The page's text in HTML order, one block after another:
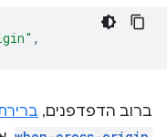
,
ברוב הדפדפנים,